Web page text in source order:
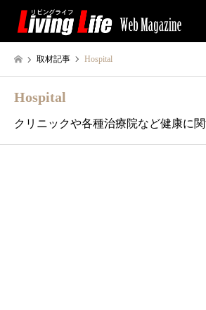
取材記事 Hospital
Hospital
クリニックや各種治療院など健康に